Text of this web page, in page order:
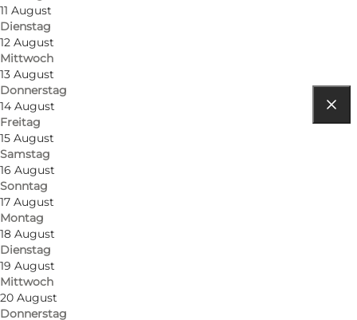
11 August
Dienstag
12 August
Mittwoch
13 August
Donnerstag
14 August
Freitag
15 August
Samstag
16 August
Sonntag
17 August
Montag
18 August
Dienstag
19 August
Mittwoch
20 August
Donnerstag
Haldladen ved Ravnsbjergvej 71
8800 Viborg